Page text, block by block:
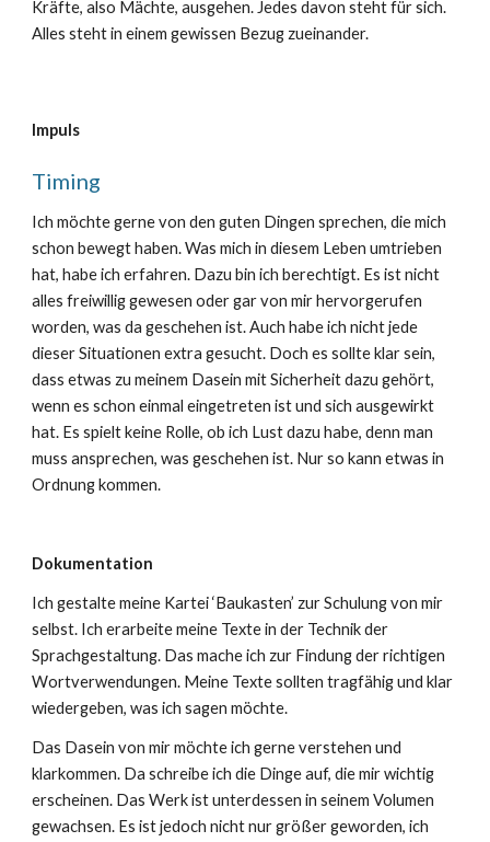
Kräfte, also Mächte, ausgehen. Jedes davon steht für sich.
Alles steht in einem gewissen Bezug zueinander.
Impuls
Timing
Ich möchte gerne von den guten Dingen sprechen, die mich
schon bewegt haben. Was mich in diesem Leben umtrieben
hat, habe ich erfahren. Dazu bin ich berechtigt. Es ist nicht
alles freiwillig gewesen oder gar von mir hervorgerufen
worden, was da geschehen ist. Auch habe ich nicht jede
dieser Situationen extra gesucht. Doch es sollte klar sein,
dass etwas zu meinem Dasein mit Sicherheit dazu gehört,
wenn es schon einmal eingetreten ist und sich ausgewirkt
hat. Es spielt keine Rolle, ob ich Lust dazu habe, denn man
muss ansprechen, was geschehen ist. Nur so kann etwas in
Ordnung kommen.
Dokumentation
Ich gestalte meine Kartei ‘Baukasten’ zur Schulung von mir
selbst. Ich erarbeite meine Texte in der Technik der
Sprachgestaltung. Das mache ich zur Findung der richtigen
Wortverwendungen. Meine Texte sollten tragfähig und klar
wiedergeben, was ich sagen möchte.
Das Dasein von mir möchte ich gerne verstehen und
klarkommen. Da schreibe ich die Dinge auf, die mir wichtig
erscheinen. Das Werk ist unterdessen in seinem Volumen
gewachsen. Es ist jedoch nicht nur größer geworden, ich